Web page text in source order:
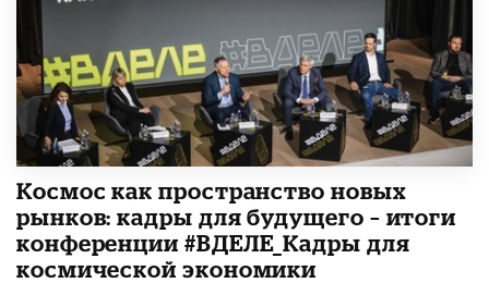
Космос как пространство новых
рынков: кадры для будущего – итоги
конференции #ВДЕЛЕ_Кадры для
космической экономики